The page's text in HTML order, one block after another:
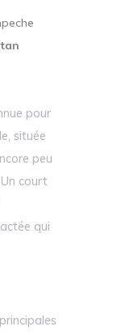
pour
située
peu
court
qui